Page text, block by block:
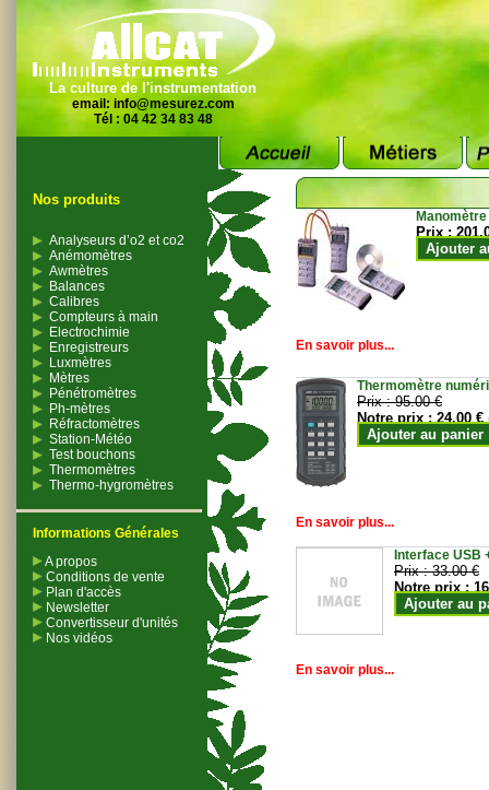
La culture de l'instrumentation
email: info@mesurez.com
Tél : 04 42 34 83 48
Nos produits
Analyseurs d’o2 et co2
Anémomètres
Awmètres
Balances
Calibres
Compteurs à main
Electrochimie
Enregistreurs
Luxmètres
Mètres
Pénétromètres
Ph-mètres
Réfractomètres
Station-Météo
Test bouchons
Thermomètres
Thermo-hygromètres
Informations Générales
A propos
Conditions de vente
Plan d'accès
Newsletter
Convertisseur d'unités
Nos vidéos
Prix :
Ajouter
En savoir plus...
Thermomètre
Prix :95.00 €
Notre prix :24.00 €
Ajouter au panier
En savoir plus...
Interface USB
Prix :33.00 €
Notre prix :
Ajouter au
En savoir plus...